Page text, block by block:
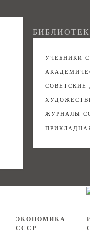
УЧЕБНИКИ
СОВЕТСКИЕ
ЖУРНАЛЫ
ЭКОНОМИКА
СССР